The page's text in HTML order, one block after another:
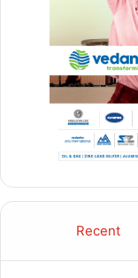
Recent